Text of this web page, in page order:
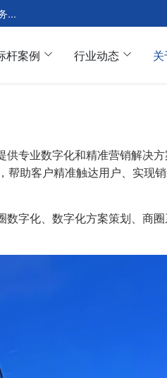
...
杆案例 行业动态
专业数字化和精准营销解决
助客户精准触达用户、实现
字化、数字化方案策划、商